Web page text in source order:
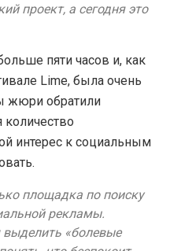
проект, а сегодня это
пяти часов и, как
Lime, была очень
жюри обратили
интерес к социальным
площадка по поиску
рекламы.
«болевые